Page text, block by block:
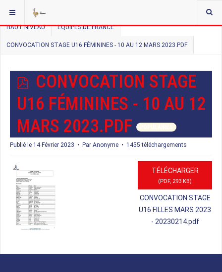
VOUS ÊTES ICI :
HAUT NIVEAU EQUIPES DE FRANCE
CONVOCATION STAGE U16 FÉMININES - 10 AU 12 MARS 2023.PDF
P
D
F
CONVOCATION STAGE
U16 FÉMININES - 10 AU 12
MARS 2023.PDF
POPULAIRES
Publié le 14 Février 2023 Par Anonyme 1455 téléchargements
TÉLÉCHARGER
(PDF, 293 KB)
CONVOCATION STAGE
U16 FILLES MARS 2023
- 20230214.pdf